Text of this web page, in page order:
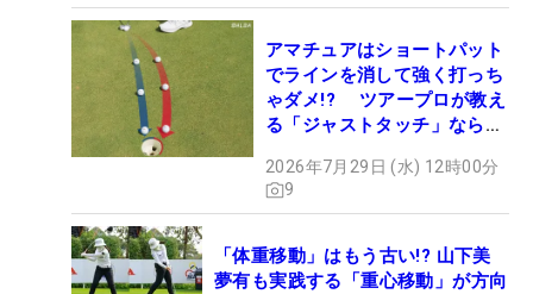
アマチュアはショートパット
でラインを消して強く打っち
ゃダメ!? ツアープロが教え
る「ジャストタッチ」なら3
2026年7月29日 (水) 12時00分
9
「体重移動」はもう古い!? 山下美
夢有も実践する「重心移動」が方向